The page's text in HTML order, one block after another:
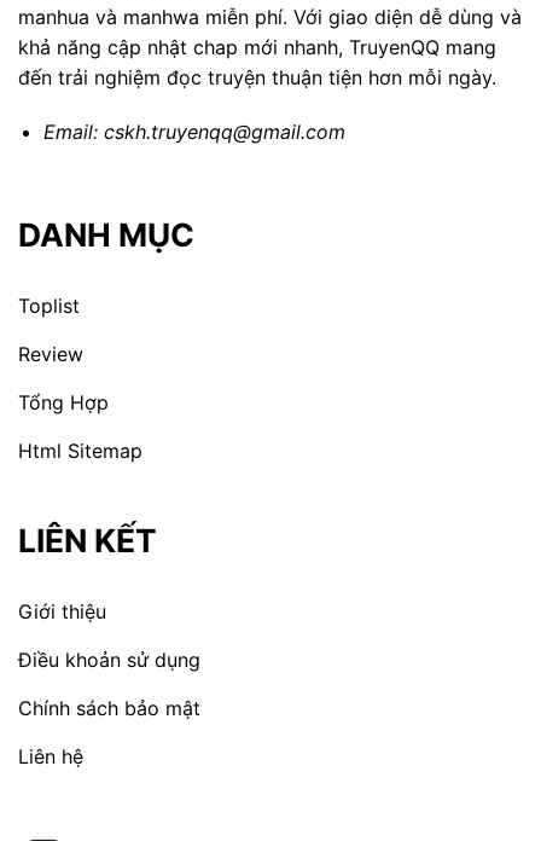
manhua và manhwa miễn phí. Với giao diện dễ dùng và
khả năng cập nhật chap mới nhanh, TruyenQQ mang
đến trải nghiệm đọc truyện thuận tiện hơn mỗi ngày.
Email: cskh.truyenqq@gmail.com
DANH MỤC
Toplist
Review
Tổng Hợp
Html Sitemap
LIÊN KẾT
Giới thiệu
Điều khoản sử dụng
Chính sách bảo mật
Liên hệ